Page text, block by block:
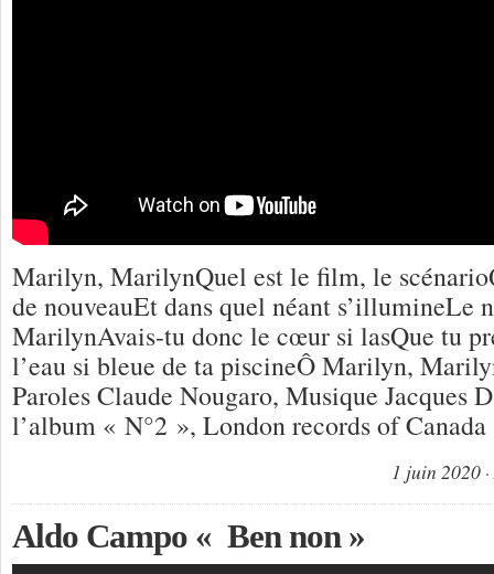
Marilyn, MarilynQuel est le film, le
de nouveauEt dans quel néant s’illumineLe
MarilynAvais-tu donc le cœur si lasQue tu
l’eau si bleue de ta piscineÔ Marilyn,
Paroles Claude Nougaro, Musique Jacques
l’album « N°2 », London records of
1 juin 2020
Aldo Campo « Ben non »